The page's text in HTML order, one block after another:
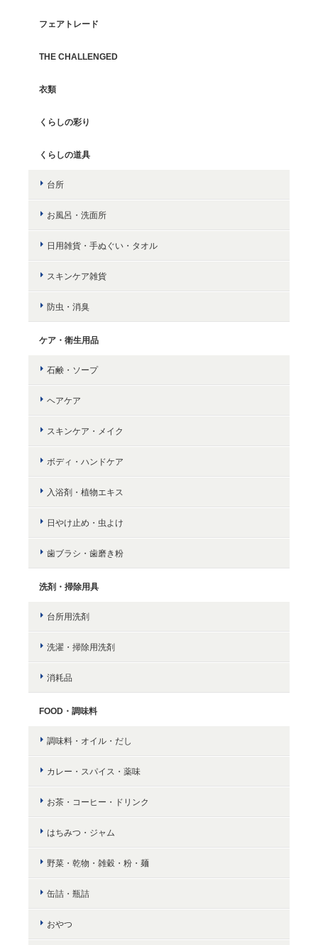
フェアトレード
THE CHALLENGED
衣類
くらしの彩り
くらしの道具
台所
お風呂・洗面所
日用雑貨・手ぬぐい・タオル
スキンケア雑貨
防虫・消臭
ケア・衛生用品
石鹸・ソープ
ヘアケア
スキンケア・メイク
ボディ・ハンドケア
入浴剤・植物エキス
日やけ止め・虫よけ
歯ブラシ・歯磨き粉
洗剤・掃除用具
台所用洗剤
洗濯・掃除用洗剤
消耗品
FOOD・調味料
調味料・オイル・だし
カレー・スパイス・薬味
お茶・コーヒー・ドリンク
はちみつ・ジャム
野菜・乾物・雑穀・粉・麺
缶詰・瓶詰
おやつ